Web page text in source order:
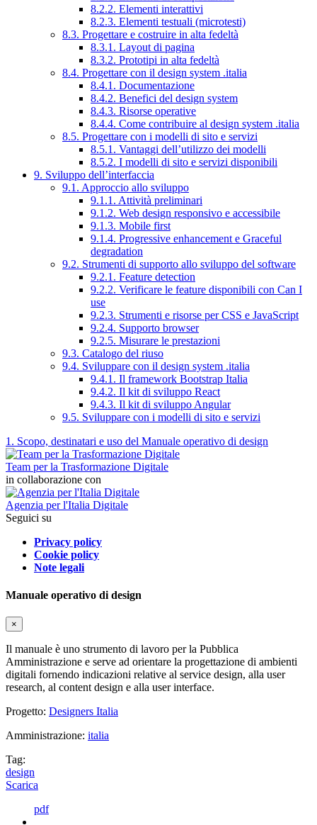
8.2.2. Elementi interattivi
8.2.3. Elementi testuali (microtesti)
8.3. Progettare e costruire in alta fedeltà
8.3.1. Layout di pagina
8.3.2. Prototipi in alta fedeltà
8.4. Progettare con il design system .italia
8.4.1. Documentazione
8.4.2. Benefici del design system
8.4.3. Risorse operative
8.4.4. Come contribuire al design system .italia
8.5. Progettare con i modelli di sito e servizi
8.5.1. Vantaggi dell’utilizzo dei modelli
8.5.2. I modelli di sito e servizi disponibili
9. Sviluppo dell’interfaccia
9.1. Approccio allo sviluppo
9.1.1. Attività preliminari
9.1.2. Web design responsivo e accessibile
9.1.3. Mobile first
9.1.4. Progressive enhancement e Graceful
degradation
9.2. Strumenti di supporto allo sviluppo del software
9.2.1. Feature detection
9.2.2. Verificare le feature disponibili con Can I
use
9.2.3. Strumenti e risorse per CSS e JavaScript
9.2.4. Supporto browser
9.2.5. Misurare le prestazioni
9.3. Catalogo del riuso
9.4. Sviluppare con il design system .italia
9.4.1. Il framework Bootstrap Italia
9.4.2. Il kit di sviluppo React
9.4.3. Il kit di sviluppo Angular
9.5. Sviluppare con i modelli di sito e servizi
1. Scopo, destinatari e uso del Manuale operativo di design
Team per la Trasformazione Digitale
in collaborazione con
Agenzia per l'Italia Digitale
Seguici su
Privacy policy
Cookie policy
Note legali
Manuale operativo di design
×
Il manuale è uno strumento di lavoro per la Pubblica
Amministrazione e serve ad orientare la progettazione di ambienti
digitali fornendo indicazioni relative al service design, alla user
research, al content design e alla user interface.
Progetto: Designers Italia
Amministrazione: italia
Tag:
design
Scarica
pdf